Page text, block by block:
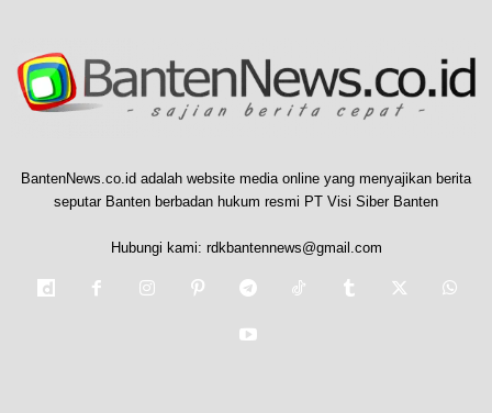
BantenNews.co.id adalah website media online yang menyajikan berita
seputar Banten berbadan hukum resmi PT Visi Siber Banten
Hubungi kami: rdkbantennews@gmail.com